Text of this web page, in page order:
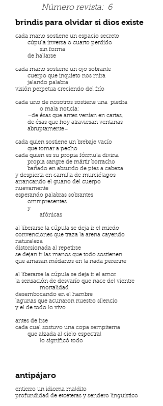
Número revista: 6
brindis para olvidar si dios existe
cada mano sostiene un espacio secreto
cúpula inversa o cuarto perdido
sin forma
de hallarse
cada mano sostiene un ojo sobrante
cuerpo que inquieto nos mira
jalando palabra
visión perpetua creciendo del frío
cada uno de nosotros sostiene una piedra
o mala noticia:
–de ésas que antes venían en cartas,
de ésas que hoy atraviesan ventanas
abruptamente–
cada quien sostiene un brebaje vacío
que tomar a pecho
cada quien es su propia fórmula divina
propia sangre de mártir borracho
bañado en absurdo de pies a cabeza
y despierta en camilla de murciélagos
arrancando el guano del cuerpo
nuevamente
esperando palabras sobrantes
omnipresentes
y
afónicas
al liberarse la cúpula se deja ir el miedo
convenciones que traza la arena cayendo
naturaleza
distorsionada al repetirse
se dejan ir las manos que todo sostienen
que amasan médanos en la nada perenne
al liberarse la cúpula se deja ir el amor
la sensación de desvarío que nace del vientre
mortalidad
desembocando en el hambre
lagunas que acunaron nuestro silencio
y el de todo lo vivo
antes de irse
cada cual sostuvo una copa sempiterna
que alzada al cielo espectral
lo significó todo
antipájaro
entierro un idioma maldito
profundidad de etcéteras y sendero lingüístico